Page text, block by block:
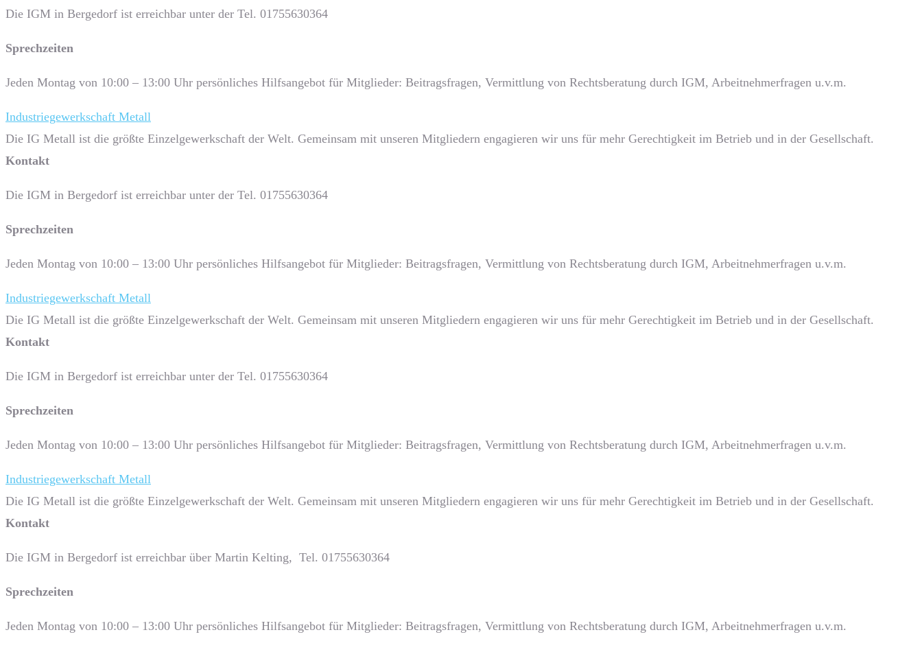
Die IGM in Bergedorf ist erreichbar unter der Tel. 01755630364
Sprech­zeiten
Jeden Montag von 10:00 – 13:00 Uhr persönliches Hilfsangebot für Mitglieder: Beitragsfragen, Vermittlung von Rechtsberatung durch IGM, Arbeitnehmerfragen u.v.m.
Industriegewerkschaft Metall
Die IG Metall ist die größte Einzelgewerkschaft der Welt. Gemeinsam mit unseren Mitgliedern engagieren wir uns für mehr Gerechtigkeit im Betrieb und in der Gesellschaft.
Kontakt
Die IGM in Bergedorf ist erreichbar unter der Tel. 01755630364
Sprech­zeiten
Jeden Montag von 10:00 – 13:00 Uhr persönliches Hilfsangebot für Mitglieder: Beitragsfragen, Vermittlung von Rechtsberatung durch IGM, Arbeitnehmerfragen u.v.m.
Industriegewerkschaft Metall
Die IG Metall ist die größte Einzelgewerkschaft der Welt. Gemeinsam mit unseren Mitgliedern engagieren wir uns für mehr Gerechtigkeit im Betrieb und in der Gesellschaft.
Kontakt
Die IGM in Bergedorf ist erreichbar unter der Tel. 01755630364
Sprech­zeiten
Jeden Montag von 10:00 – 13:00 Uhr persönliches Hilfsangebot für Mitglieder: Beitragsfragen, Vermittlung von Rechtsberatung durch IGM, Arbeitnehmerfragen u.v.m.
Industriegewerkschaft Metall
Die IG Metall ist die größte Einzelgewerkschaft der Welt. Gemeinsam mit unseren Mitgliedern engagieren wir uns für mehr Gerechtigkeit im Betrieb und in der Gesellschaft.
Kontakt
Die IGM in Bergedorf ist erreichbar über Martin Kelting, Tel. 01755630364
Sprech­zeiten
Jeden Montag von 10:00 – 13:00 Uhr persönliches Hilfsangebot für Mitglieder: Beitragsfragen, Vermittlung von Rechtsberatung durch IGM, Arbeitnehmerfragen u.v.m.